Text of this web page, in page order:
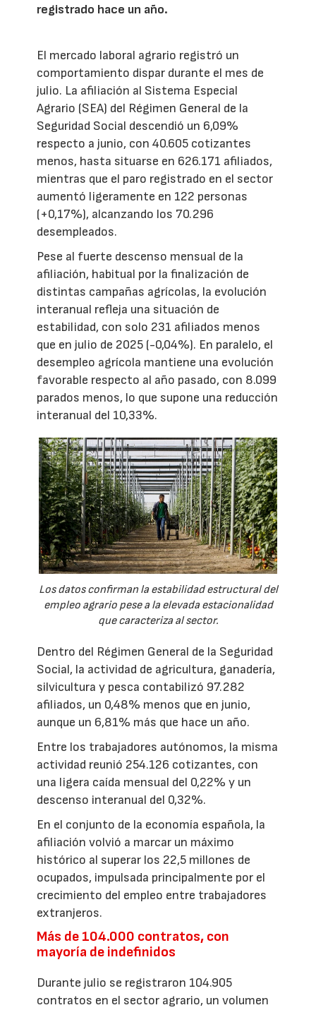
registrado hace un año.
El mercado laboral agrario registró un
comportamiento dispar durante el mes de
julio. La afiliación al Sistema Especial
Agrario (SEA) del Régimen General de la
Seguridad Social descendió un 6,09%
respecto a junio, con 40.605 cotizantes
menos, hasta situarse en 626.171 afiliados,
mientras que el paro registrado en el sector
aumentó ligeramente en 122 personas
(+0,17%), alcanzando los 70.296
desempleados.
Pese al fuerte descenso mensual de la
afiliación, habitual por la finalización de
distintas campañas agrícolas, la evolución
interanual refleja una situación de
estabilidad, con solo 231 afiliados menos
que en julio de 2025 (-0,04%). En paralelo, el
desempleo agrícola mantiene una evolución
favorable respecto al año pasado, con 8.099
parados menos, lo que supone una reducción
interanual del 10,33%.
Los datos confirman la estabilidad estructural del
empleo agrario pese a la elevada estacionalidad
que caracteriza al sector.
Dentro del Régimen General de la Seguridad
Social, la actividad de agricultura, ganadería,
silvicultura y pesca contabilizó 97.282
afiliados, un 0,48% menos que en junio,
aunque un 6,81% más que hace un año.
Entre los trabajadores autónomos, la misma
actividad reunió 254.126 cotizantes, con
una ligera caída mensual del 0,22% y un
descenso interanual del 0,32%.
En el conjunto de la economía española, la
afiliación volvió a marcar un máximo
histórico al superar los 22,5 millones de
ocupados, impulsada principalmente por el
crecimiento del empleo entre trabajadores
extranjeros.
Más de 104.000 contratos, con
mayoría de indefinidos
Durante julio se registraron 104.905
contratos en el sector agrario, un volumen